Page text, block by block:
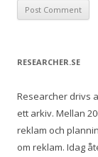
RESEARCHER.SE
Researcher drivs
ett arkiv. Mellan
reklam och
om reklam. Idag